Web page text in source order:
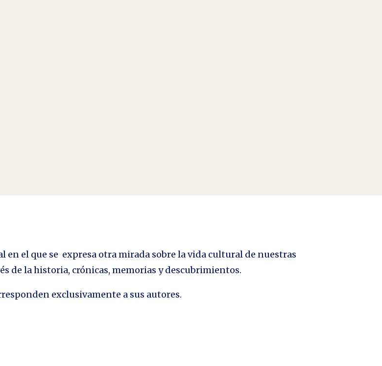
en el que se expresa otra mirada sobre la vida cultural de nuestras
de la historia, crónicas, memorias y descubrimientos.
exclusivamente a sus autores.